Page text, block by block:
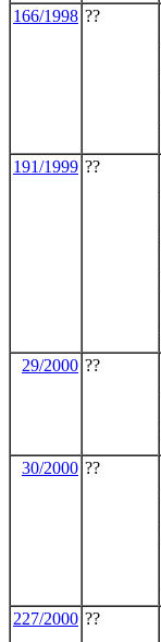
166/1998 ??
191/1999 ??
29/2000 ??
30/2000 ??
227/2000 ??